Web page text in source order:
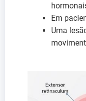
Em
Uma